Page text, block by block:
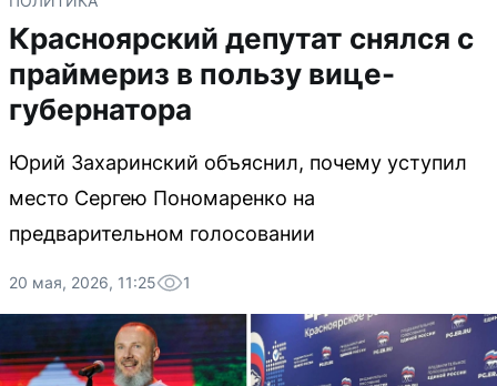
Красноярский депутат снялся с
праймериз в пользу вице-
губернатора
Юрий Захаринский объяснил, почему уступил
место Сергею Пономаренко на
предварительном голосовании
20 мая, 2026, 11:25 1